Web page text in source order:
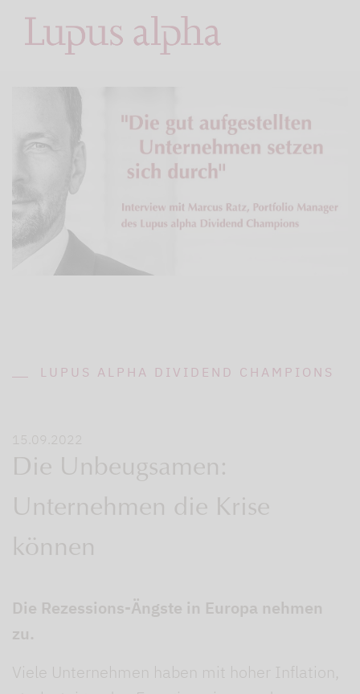
LUPUS ALPHA DIVIDEND CHAMPIONS
15.09.2022
Die Unbeugsamen:
Unternehmen die Krise
können
Die Rezessions-Ängste in Europa nehmen
zu.
Viele Unternehmen haben mit hoher Inflation,